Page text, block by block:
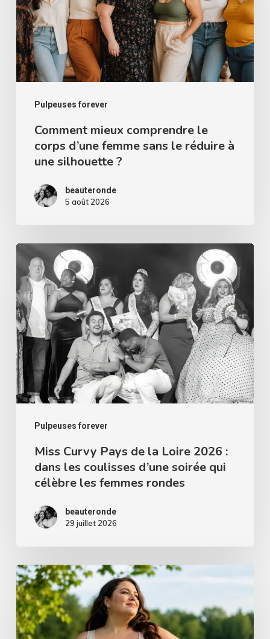
Pulpeuses forever
corps
d’une
femme
sans
le
réduire
silhouette
Comment mieux comprendre le
corps d’une femme sans le réduire à
une silhouette ?
beauteronde
5 août 2026
Pulpeuses forever
Miss
Curvy
Pays
de
la
Loire
2026
:
dans
coulisses
d’une
soirée
célèbre
femmes
rondes
Miss Curvy Pays de la Loire 2026 :
dans les coulisses d’une soirée qui
célèbre les femmes rondes
beauteronde
29 juillet 2026
Les
avantages
d’être
gros